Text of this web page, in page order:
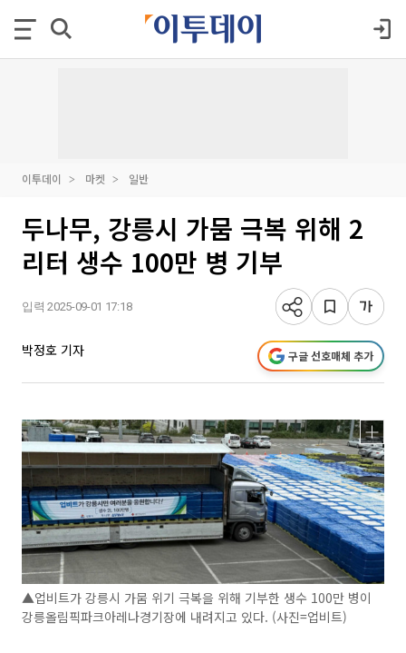
이투데이 마켓 일반
두나무, 강릉시 가뭄 극복 위해 2
리터 생수 100만 병 기부
입력 2025-09-01 17:18
박정호 기자 구글 선호매체 추가
▲업비트가 강릉시 가뭄 위기 극복을 위해 기부한 생수 100만 병이
강릉올림픽파크아레나경기장에 내려지고 있다. (사진=업비트)